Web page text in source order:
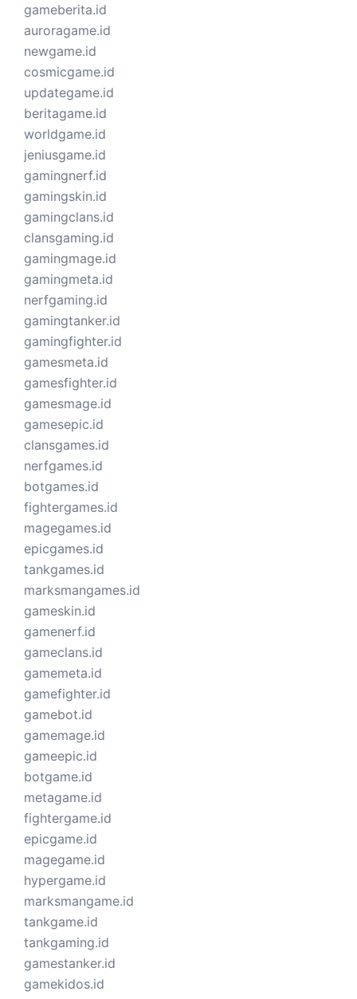
gameberita.id
auroragame.id
newgame.id
cosmicgame.id
updategame.id
beritagame.id
worldgame.id
jeniusgame.id
gamingnerf.id
gamingskin.id
gamingclans.id
clansgaming.id
gamingmage.id
gamingmeta.id
nerfgaming.id
gamingtanker.id
gamingfighter.id
gamesmeta.id
gamesfighter.id
gamesmage.id
gamesepic.id
clansgames.id
nerfgames.id
botgames.id
fightergames.id
magegames.id
epicgames.id
tankgames.id
marksmangames.id
gameskin.id
gamenerf.id
gameclans.id
gamemeta.id
gamefighter.id
gamebot.id
gamemage.id
gameepic.id
botgame.id
metagame.id
fightergame.id
epicgame.id
magegame.id
hypergame.id
marksmangame.id
tankgame.id
tankgaming.id
gamestanker.id
gamekidos.id